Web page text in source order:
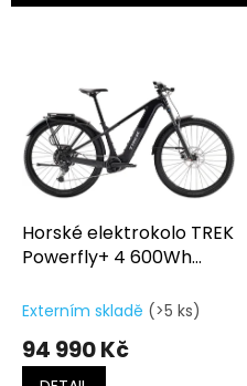
r
p
dHorské elektrokolo TREK
Powerfly+ 4 600Wh
Dark Star/Matte Dark
Externím skladě (>5 ks)
94 990 Kč